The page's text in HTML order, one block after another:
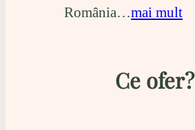
România…mai mult
Ce ofer?